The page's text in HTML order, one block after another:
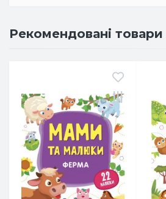
Рекомендовані товари